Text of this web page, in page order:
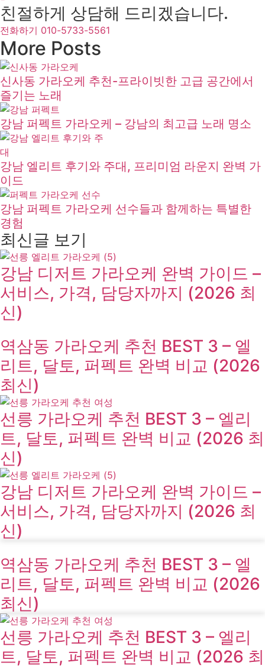
친절하게 상담해 드리겠습니다.
전화하기 010-5733-5561
More Posts
신사동 가라오케 추천-프라이빗한 고급 공간에서
즐기는 노래
강남 퍼펙트 가라오케 – 강남의 최고급 노래 명소
강남 엘리트 후기와 주대, 프리미엄 라운지 완벽 가
이드
강남 퍼펙트 가라오케 선수들과 함께하는 특별한
경험
최신글 보기
강남 디저트 가라오케 완벽 가이드 –
서비스, 가격, 담당자까지 (2026 최
신)
역삼동 가라오케 추천 BEST 3 – 엘
리트, 달토, 퍼펙트 완벽 비교 (2026
최신)
선릉 가라오케 추천 BEST 3 – 엘리
트, 달토, 퍼펙트 완벽 비교 (2026 최
신)
강남 디저트 가라오케 완벽 가이드 –
서비스, 가격, 담당자까지 (2026 최
신)
역삼동 가라오케 추천 BEST 3 – 엘
리트, 달토, 퍼펙트 완벽 비교 (2026
최신)
선릉 가라오케 추천 BEST 3 – 엘리
트, 달토, 퍼펙트 완벽 비교 (2026 최